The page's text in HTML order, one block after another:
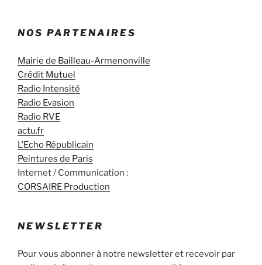
NOS PARTENAIRES
Mairie de Bailleau-Armenonville
Crédit Mutuel
Radio Intensité
Radio Evasion
Radio RVE
actu.fr
L’Echo Républicain
Peintures de Paris
Internet / Communication :
CORSAIRE Production
NEWSLETTER
Pour vous abonner à notre newsletter et recevoir par